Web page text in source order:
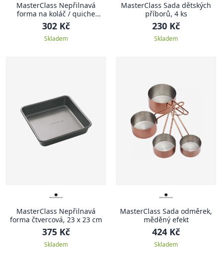
MasterClass Nepřilnavá
forma na koláč / quiche
perforovaná, 23 x 5 cm
302 Kč
Skladem
MasterClass Sada dětských
příborů, 4 ks
230 Kč
Skladem
MasterClass Nepřilnavá
forma čtvercová, 23 x 23 cm
375 Kč
Skladem
MasterClass Sada odměrek,
měděný efekt
424 Kč
Skladem